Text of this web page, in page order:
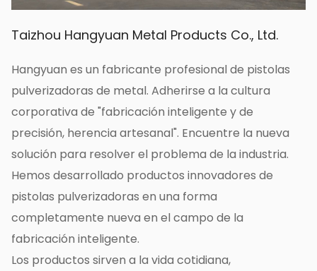
avanzada, se pueden pulverizar pesticidas o
agua nebulizada de forma rápida y uniforme,
de obra y costes de materiales, y aumentando
el rendimiento de los cultivos.
Nuestra pistola rociadora de agua y
nebulización para riego de jardines con
pesticidas y árboles frutales es una
herramienta de gestión agrícola con
rendimiento, calidad confiable y fácil
operación. Tiene un diseño multifuncional,
rociado eficiente, diseño a prueba de viento,
materiales duraderos y artesanía exquisita,
Taizhou Hangyuan Metal Products Co., Ltd.
Hangyuan es un fabricante profesional de pistolas
pulverizadoras de metal. Adherirse a la cultura
corporativa de "fabricación inteligente y de
precisión, herencia artesanal". Encuentre la nueva
solución para resolver el problema de la industria.
Hemos desarrollado productos innovadores de
pistolas pulverizadoras en una forma
completamente nueva en el campo de la
fabricación inteligente.
Los productos sirven a la vida cotidiana,